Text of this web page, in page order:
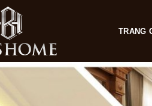
TRANG